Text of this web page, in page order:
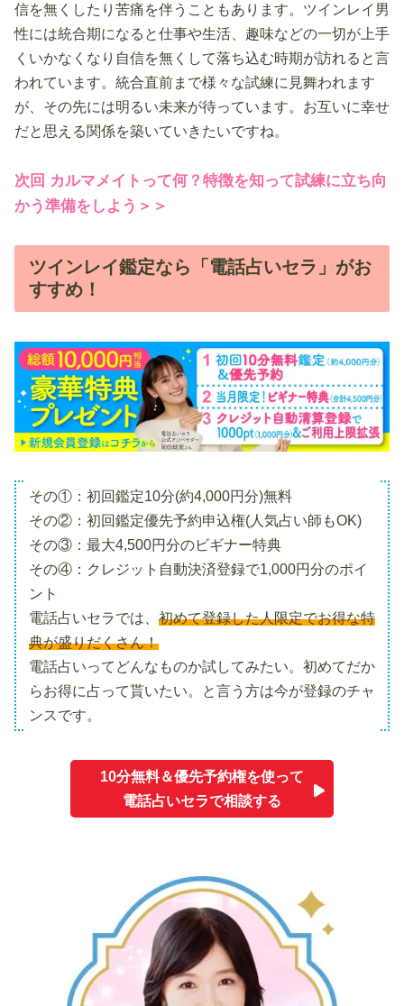
信を無くしたり苦痛を伴うこともあります。ツインレイ男
性には統合期になると仕事や生活、趣味などの一切が上手
くいかなくなり自信を無くして落ち込む時期が訪れると言
われています。統合直前まで様々な試練に見舞われます
が、その先には明るい未来が待っています。お互いに幸せ
だと思える関係を築いていきたいですね。
次回 カルマメイトって何？特徴を知って試練に立ち向
かう準備をしよう＞＞
ツインレイ鑑定なら「電話占いセラ」がお
すすめ！
その①：初回鑑定10分(約4,000円分)無料
その②：初回鑑定優先予約申込権(人気占い師もOK)
その③：最大4,500円分のビギナー特典
その④：クレジット自動決済登録で1,000円分のポイ
ント
電話占いセラでは、 初めて登録した人限定でお得な特
典が盛りだくさん！
電話占いってどんなものか試してみたい。初めてだか
らお得に占って貰いたい。と言う方は今が登録のチャ
ンスです。
10分無料＆優先予約権を使って
電話占いセラで相談する